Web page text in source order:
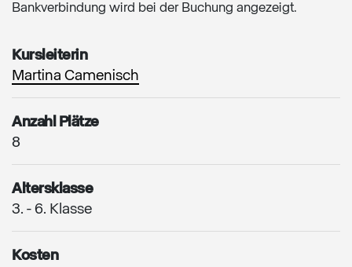
Bankverbindung wird bei der Buchung angezeigt.
Kursleiterin
Martina Camenisch
Anzahl Plätze
8
Altersklasse
3. - 6. Klasse
Kosten